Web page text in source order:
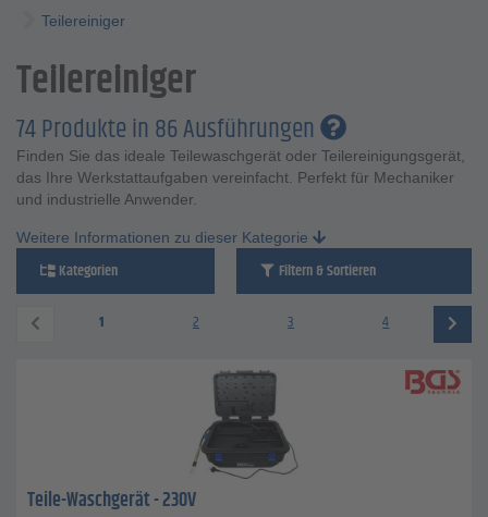
Teilereiniger
Teilereiniger
74 Produkte in 86 Ausführungen
Finden Sie das ideale Teilewaschgerät oder Teilereinigungsgerät,
das Ihre Werkstattaufgaben vereinfacht. Perfekt für Mechaniker
und industrielle Anwender.
Weitere Informationen zu dieser Kategorie
Kategorien Filtern & Sortieren
1 2 3 4
Teile-Waschgerät - 230V